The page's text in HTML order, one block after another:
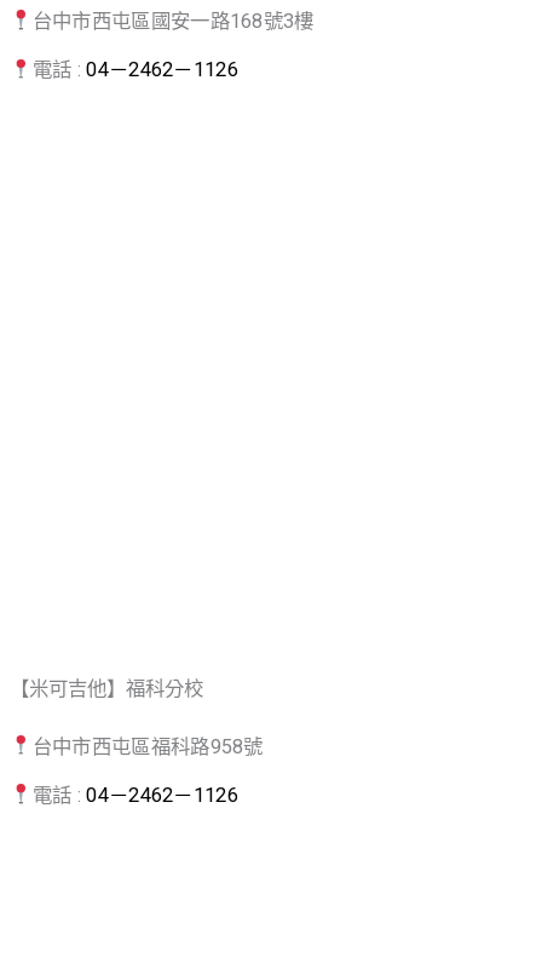
台中市西屯區國安一路168號3樓
電話 :04－2462－1126
【米可吉他】福科分校
台中市西屯區福科路958號
電話 :04－2462－1126